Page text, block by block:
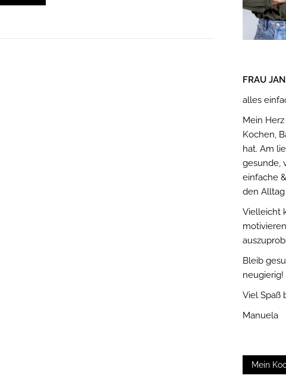
FRAU
alles
Mein
Kochen,
hat. Am
gesunde,
einfache
den Alltag
Vielleicht
Bleib
neugierig!
Viel Spaß
Manuela
Mein